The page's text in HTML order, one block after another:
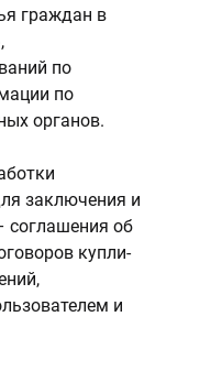
граждан в
по
по
органов.
заключения и
соглашения об
купли-
и